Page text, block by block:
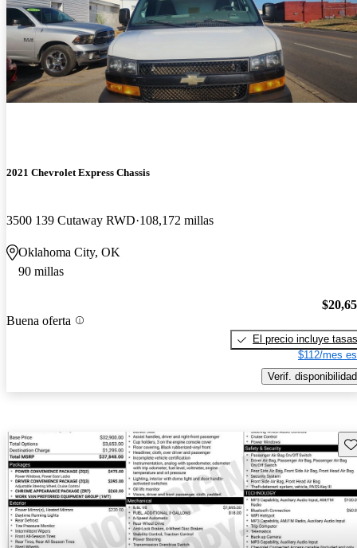
2021 Chevrolet Express Chassis
3500 139 Cutaway RWD 108,172 millas
Oklahoma City, OK
90 millas
Buena oferta
El precio incluye tasas
$112/mes
Verif. disponibilidad